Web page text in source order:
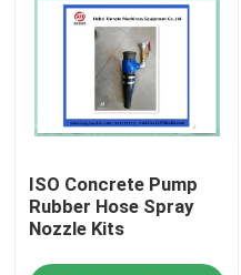
Startseite
ISO Concrete Pump
Rubber Hose Spray
Nozzle Kits